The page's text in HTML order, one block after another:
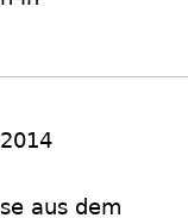
aus dem